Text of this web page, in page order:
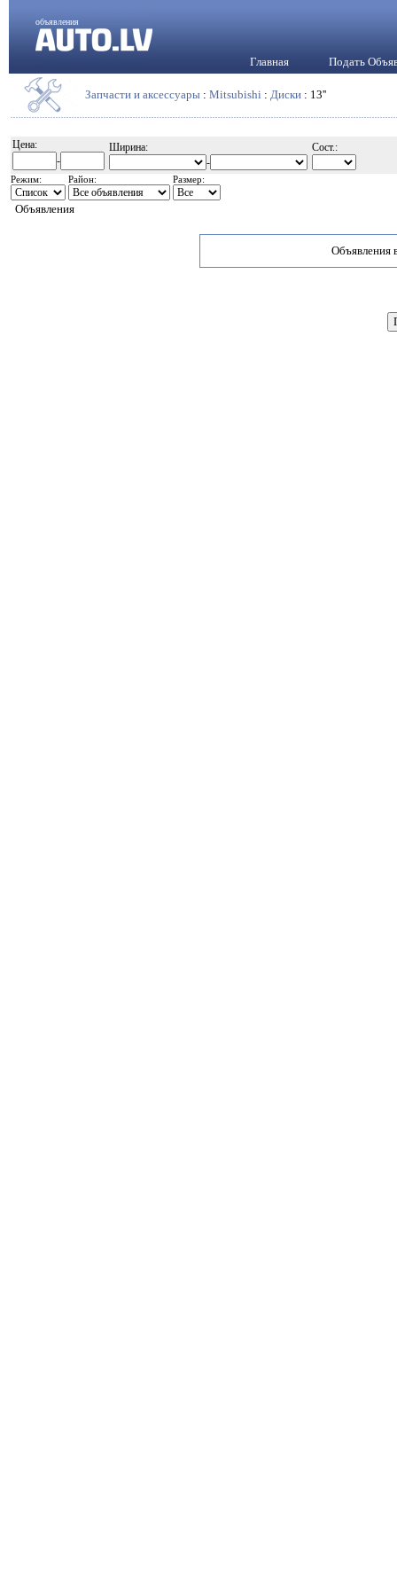
объявления
Главная Подать
Запчасти и аксессуары : Mitsubishi : Диски : 13''
Цена:
-
Ширина:
-
Сост.:
Режим: Район: Размер:
Объявления
Объявления